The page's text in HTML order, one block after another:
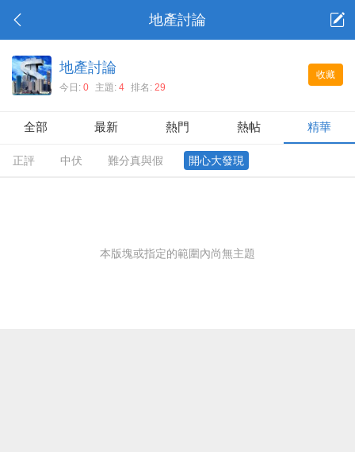
地產討論
收藏
地產討論
今日: 0 主題: 4 排名: 29
全部 最新 熱門 熱帖 精華
正評 中伏 難分真與假 開心大發現
本版塊或指定的範圍內尚無主題